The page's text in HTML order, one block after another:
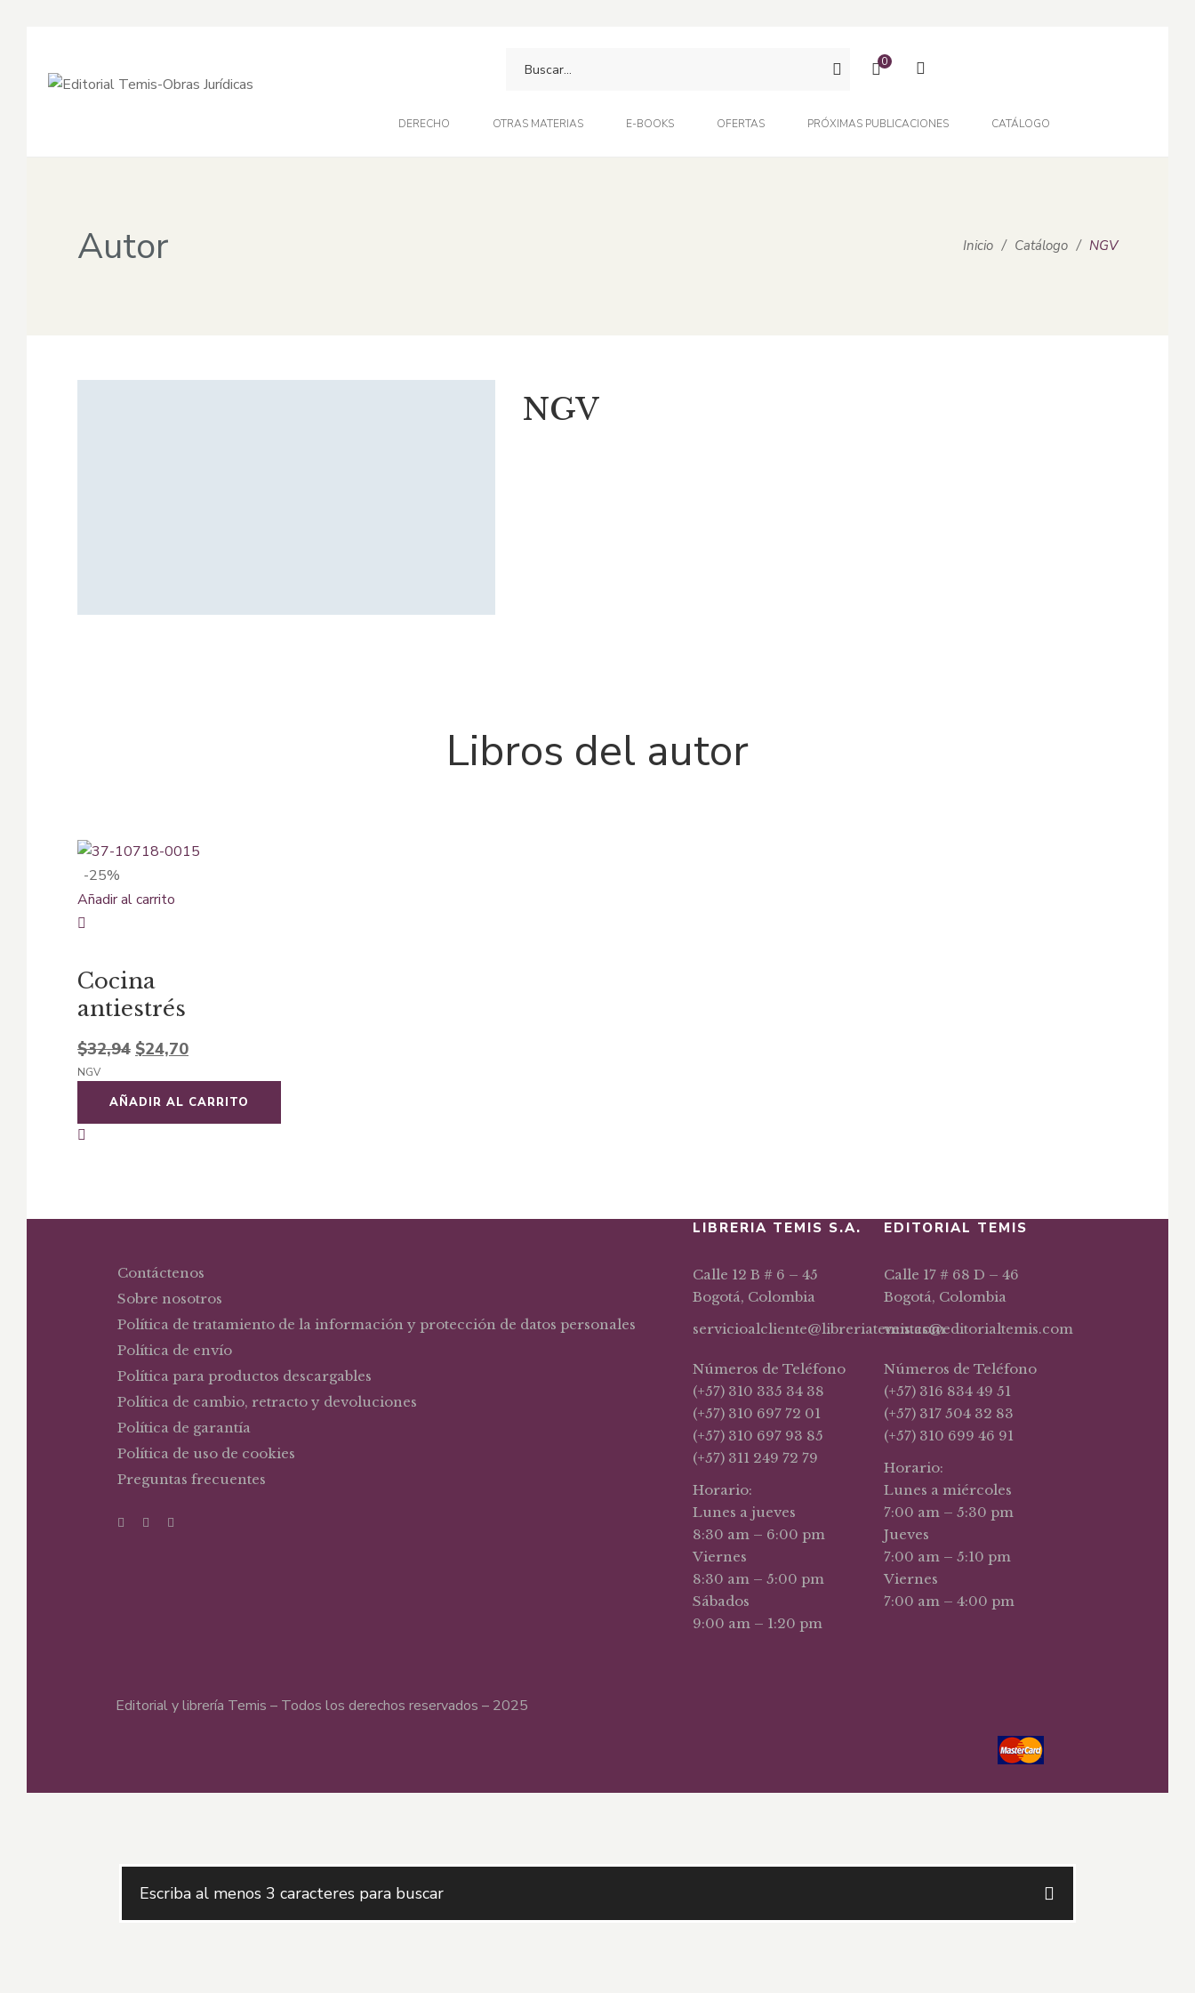
DERECHO OTRAS MATERIAS E-BOOKS OFERTAS PRÓXIMAS PUBLICACIONES CATÁLOGO
0
Autor Inicio / Catálogo / NGV
NGV
Libros del autor
-25%
Añadir al carrito
Cocina
antiestrés
$32,94 El
precio
original
era:
$24,70El
precio
actual
es:
NGV
AÑADIR AL CARRITO
Contáctenos
Sobre nosotros
Política de tratamiento de la información y protección de datos personales
Política de envío
Política para productos descargables
Política de cambio, retracto y devoluciones
Política de garantía
Política de uso de cookies
Preguntas frecuentes
LIBRERIA TEMIS S.A.
Calle 12 B # 6 – 45
Bogotá, Colombia
servicioalcliente@libreriatemis.com
Números de Teléfono
(+57) 310 335 34 38
(+57) 310 697 72 01
(+57) 310 697 93 85
(+57) 311 249 72 79
Horario:
Lunes a jueves
8:30 am – 6:00 pm
Viernes
8:30 am – 5:00 pm
Sábados
9:00 am – 1:20 pm
EDITORIAL TEMIS
Calle 17 # 68 D – 46
Bogotá, Colombia
ventas@editorialtemis.com
Números de Teléfono
(+57) 316 834 49 51
(+57) 317 504 32 83
(+57) 310 699 46 91
Horario:
Lunes a miércoles
7:00 am – 5:30 pm
Jueves
7:00 am – 5:10 pm
Viernes
7:00 am – 4:00 pm
Editorial y librería Temis – Todos los derechos reservados – 2025